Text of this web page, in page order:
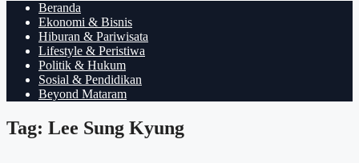
Beranda
Ekonomi & Bisnis
Hiburan & Pariwisata
Lifestyle & Peristiwa
Politik & Hukum
Sosial & Pendidikan
Beyond Mataram
Tag: Lee Sung Kyung